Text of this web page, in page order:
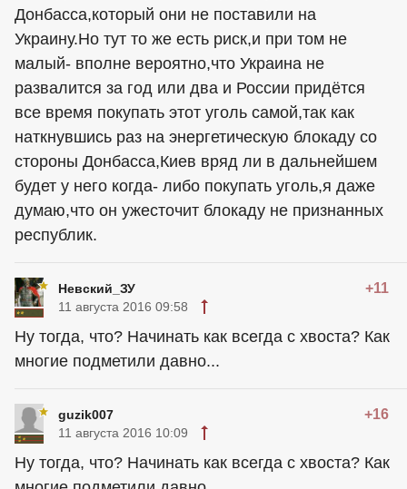
Донбасса,который они не поставили на
Украину.Но тут то же есть риск,и при том не
малый- вполне вероятно,что Украина не
развалится за год или два и России придётся
все время покупать этот уголь самой,так как
наткнувшись раз на энергетическую блокаду со
стороны Донбасса,Киев вряд ли в дальнейшем
будет у него когда- либо покупать уголь,я даже
думаю,что он ужесточит блокаду не признанных
республик.
Невский_ЗУ +11
11 августа 2016 09:58
Ну тогда, что? Начинать как всегда с хвоста? Как
многие подметили давно...
guzik007 +16
11 августа 2016 10:09
Ну тогда, что? Начинать как всегда с хвоста? Как